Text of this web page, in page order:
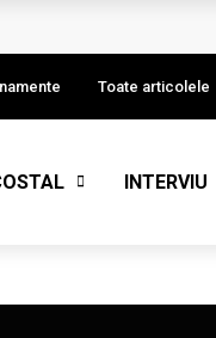
de an
Toate articolele
INTERVIU